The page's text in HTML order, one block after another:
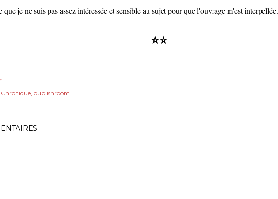
que je ne suis pas assez intéressée et sensible au sujet pour que l'ouvrage m'est interpellée.
⭐⭐
Chronique publishroom